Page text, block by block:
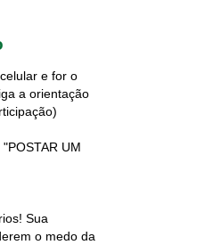
e for o
a orientação
UM
Sua
o medo da